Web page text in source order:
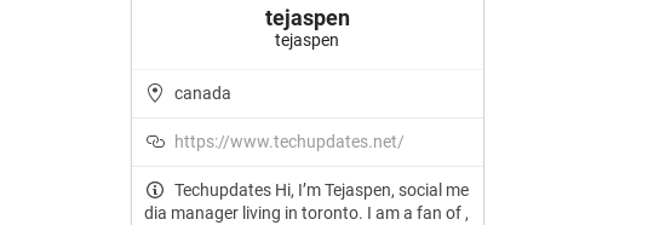
tejaspen
tejaspen
canada
https://www.techupdates.net/
Techupdates Hi, I’m Tejaspen, social me
dia manager living in toronto. I am a fan of ,